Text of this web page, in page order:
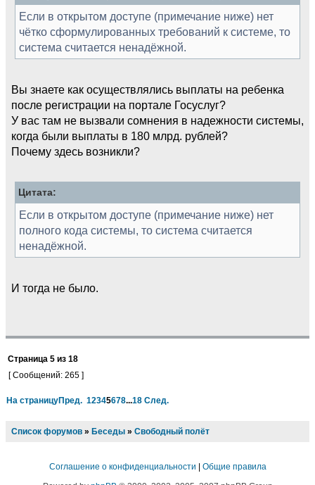
Если в открытом доступе (примечание ниже) нет
чётко сформулированных требований к системе, то
система считается ненадёжной.
Вы знаете как осуществлялись выплаты на ребенка
после регистрации на портале Госуслуг?
У вас там не вызвали сомнения в надежности системы,
когда были выплаты в 180 млрд. рублей?
Почему здесь возникли?
Цитата:
Если в открытом доступе (примечание ниже) нет
полного кода системы, то система считается
ненадёжной.
И тогда не было.
Страница 5 из 18
[ Сообщений: 265 ]
На страницуПред. 12345678...18 След.
Список форумов » Беседы » Свободный полёт
Соглашение о конфиденциальности
Общие правила